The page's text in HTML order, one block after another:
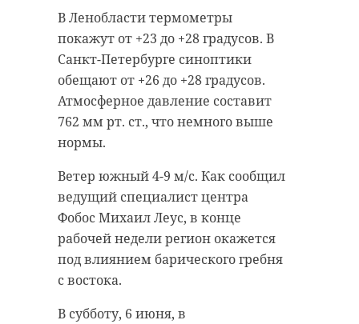
В Ленобласти термометры
покажут от +23 до +28 градусов. В
Санкт-Петербурге синоптики
обещают от +26 до +28 градусов.
Атмосферное давление составит
762 мм рт. ст., что немного выше
нормы.
Ветер южный 4-9 м/с. Как сообщил
ведущий специалист центра
Фобос Михаил Леус, в конце
рабочей недели регион окажется
под влиянием барического гребня
с востока.
В субботу, 6 июня, в